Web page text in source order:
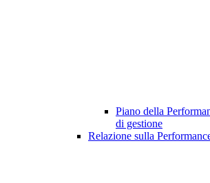
Piano della
di gestione
Relazione sulla